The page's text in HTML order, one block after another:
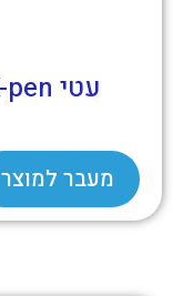
עטי X-pen מסדרת גלורי GLORY
מעבר למוצר